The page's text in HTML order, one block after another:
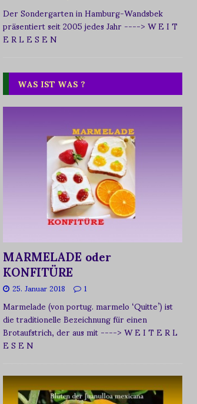
Der Sondergarten in Hamburg-Wandsbek
präsentiert seit 2005 jedes Jahr----> W E I T
E R L E S E N
WAS IST WAS ?
MARMELADE oder
KONFITÜRE
25. Januar 2018 1
Marmelade (von portug. marmelo ‘Quitte’) ist
die traditionelle Bezeichnung für einen
Brotaufstrich, der aus mit----> W E I T E R L
E S E N